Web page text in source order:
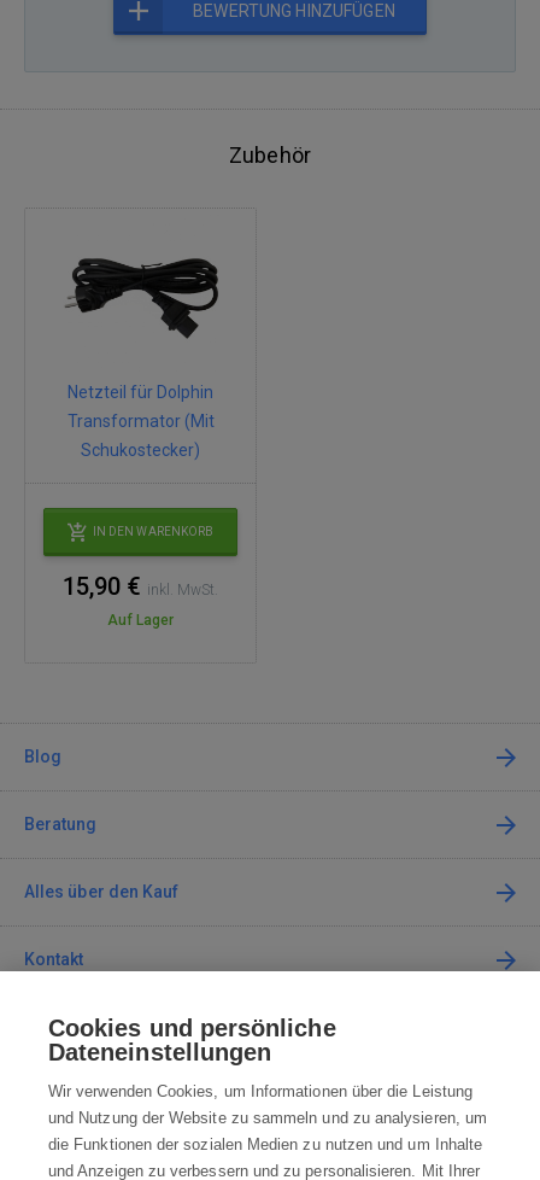
BEWERTUNG HINZUFÜGEN
Zubehör
Netzteil für Dolphin
Transformator (Mit
Schukostecker)
IN DEN WARENKORB
15,90 € inkl. MwSt.
Auf Lager
Blog
Beratung
Alles über den Kauf
Kontakt
Kontaktieren Sie uns
info@robotworld.de
+49 25 197 159 962 Mo-Fr 8:00—16:00 Uhr
Cookies und persönliche
Dateneinstellungen
Wir verwenden Cookies, um Informationen über die Leistung
und Nutzung der Website zu sammeln und zu analysieren, um
die Funktionen der sozialen Medien zu nutzen und um Inhalte
und Anzeigen zu verbessern und zu personalisieren. Mit Ihrer